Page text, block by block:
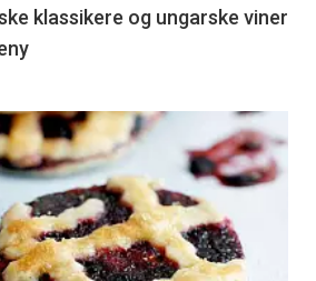
klassikere og ungarske viner